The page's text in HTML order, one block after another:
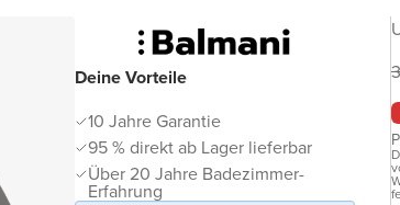
Deine Vorteile
10 Jahre Garantie
95 % direkt ab Lager lieferbar
Über 20 Jahre Badezimmer-
Erfahrung